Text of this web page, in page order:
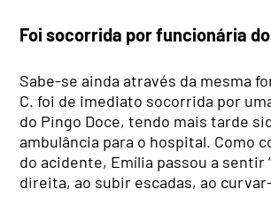
Foi socorrida por funcionária
Sabe-se ainda através da mesma
C. foi de imediato socorrida por
do Pingo Doce, tendo mais tarde
ambulância para o hospital. Como
do acidente, Emília passou a sentir
direita, ao subir escadas, ao